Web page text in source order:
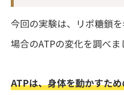
今回の実験は、リポ糖鎖
場合のATPの変化を調べま
ATPは、身体を動かすた